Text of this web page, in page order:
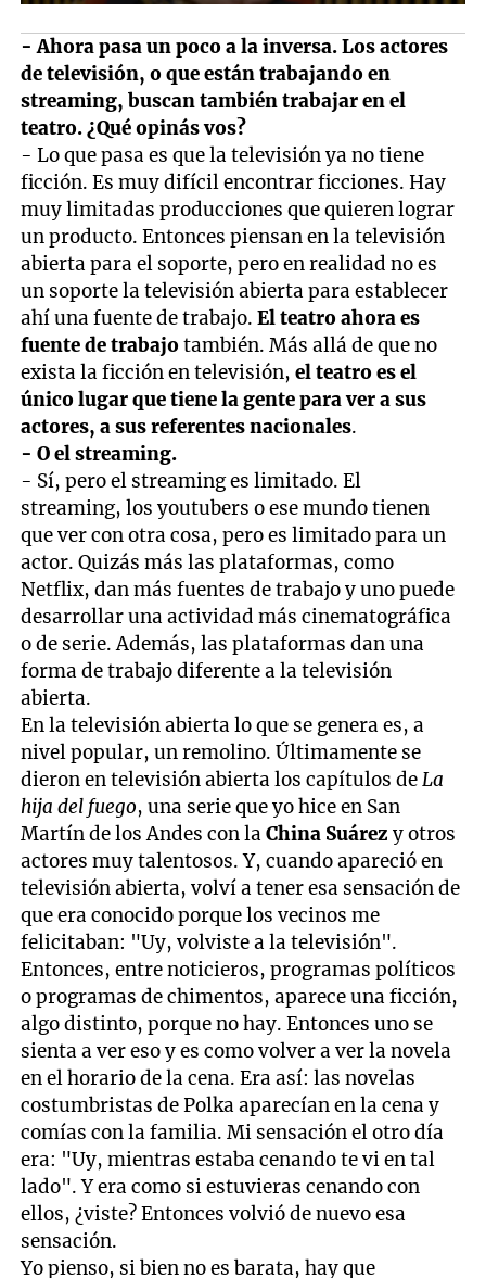
- Ahora pasa un poco a la inversa. Los actores
de televisión, o que están trabajando en
streaming, buscan también trabajar en el
teatro. ¿Qué opinás vos?
- Lo que pasa es que la televisión ya no tiene
ficción. Es muy difícil encontrar ficciones. Hay
muy limitadas producciones que quieren lograr
un producto. Entonces piensan en la televisión
abierta para el soporte, pero en realidad no es
un soporte la televisión abierta para establecer
ahí una fuente de trabajo.El teatro ahora es
fuente de trabajotambién. Más allá de que no
exista la ficción en televisión,el teatro es el
único lugar que tiene la gente para ver a sus
actores, a sus referentes nacionales.
- O el streaming.
- Sí, pero el streaming es limitado. El
streaming, los youtubers o ese mundo tienen
que ver con otra cosa, pero es limitado para un
actor. Quizás más las plataformas, como
Netflix, dan más fuentes de trabajo y uno puede
desarrollar una actividad más cinematográfica
o de serie. Además, las plataformas dan una
forma de trabajo diferente a la televisión
abierta.
En la televisión abierta lo que se genera es, a
nivel popular, un remolino. Últimamente se
dieron en televisión abierta los capítulos deLa
hija del fuego, una serie que yo hice en San
Martín de los Andes con la China Suárez y otros
actores muy talentosos. Y, cuando apareció en
televisión abierta, volví a tener esa sensación de
que era conocido porque los vecinos me
felicitaban: "Uy, volviste a la televisión".
Entonces, entre noticieros, programas políticos
o programas de chimentos, aparece una ficción,
algo distinto, porque no hay. Entonces uno se
sienta a ver eso y es como volver a ver la novela
en el horario de la cena. Era así: las novelas
costumbristas de Polka aparecían en la cena y
comías con la familia. Mi sensación el otro día
era: "Uy, mientras estaba cenando te vi en tal
lado". Y era como si estuvieras cenando con
ellos, ¿viste? Entonces volvió de nuevo esa
sensación.
Yo pienso, si bien no es barata, hay que